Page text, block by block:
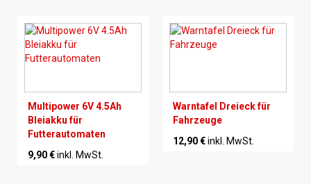
Multipower 6V 4.5Ah
Bleiakku für
Futterautomaten
9,90 €inkl. MwSt.
Warntafel Dreieck für
Fahrzeuge
12,90 €inkl. MwSt.